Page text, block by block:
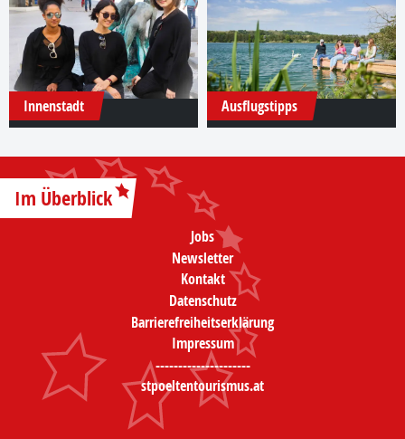
Innenstadt Ausflugstipps
Im Überblick
Jobs
Newsletter
Kontakt
Datenschutz
Barrierefreiheitserklärung
Impressum
---------------------
stpoeltentourismus.at